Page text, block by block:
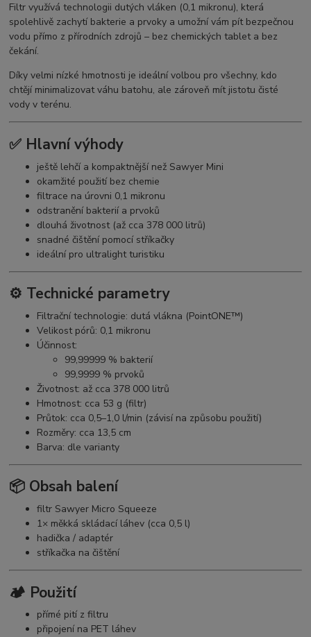
Filtr využívá technologii dutých vláken (0,1 mikronu), která
spolehlivě zachytí bakterie a prvoky a umožní vám pít bezpečnou
vodu přímo z přírodních zdrojů – bez chemických tablet a bez
čekání.
Díky velmi nízké hmotnosti je ideální volbou pro všechny, kdo
chtějí minimalizovat váhu batohu, ale zároveň mít jistotu čisté
vody v terénu.
✅ Hlavní výhody
ještě lehčí a kompaktnější než Sawyer Mini
okamžité použití bez chemie
filtrace na úrovni 0,1 mikronu
odstranění bakterií a prvoků
dlouhá životnost (až cca 378 000 litrů)
snadné čištění pomocí stříkačky
ideální pro ultralight turistiku
⚙️ Technické parametry
Filtrační technologie: dutá vlákna (PointONE™)
Velikost pórů: 0,1 mikronu
Účinnost:
99,99999 % bakterií
99,9999 % prvoků
Životnost: až cca 378 000 litrů
Hmotnost: cca 53 g (filtr)
Průtok: cca 0,5–1,0 l/min (závisí na způsobu použití)
Rozměry: cca 13,5 cm
Barva: dle varianty
📦 Obsah balení
filtr Sawyer Micro Squeeze
1× měkká skládací láhev (cca 0,5 l)
hadička / adaptér
stříkačka na čištění
🏕️ Použití
přímé pití z filtru
připojení na PET láhev